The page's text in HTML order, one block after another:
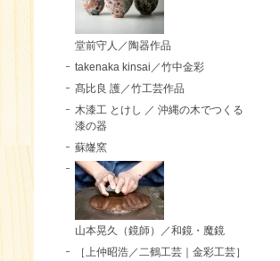
堂前守人／陶器作品
takenaka kinsai／竹中金彩
髙比良 護／竹工芸作品
木漆工 とけし ／ 沖縄の木でつくる
漆の器
蘇嶐窯
山本晃久（鏡師）／和鏡・魔鏡
［上仲昭浩／二鶴工芸｜金彩工芸］